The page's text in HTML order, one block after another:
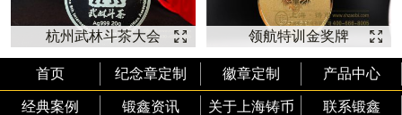
杭州武林斗茶大会
纯银奖牌 【奖牌
定制】
领航特训金奖牌
【奖牌定制】
首页
纪念章定制 徽章定制 产品中心
经典案例 锻鑫资讯 关于上海铸币 联系锻鑫